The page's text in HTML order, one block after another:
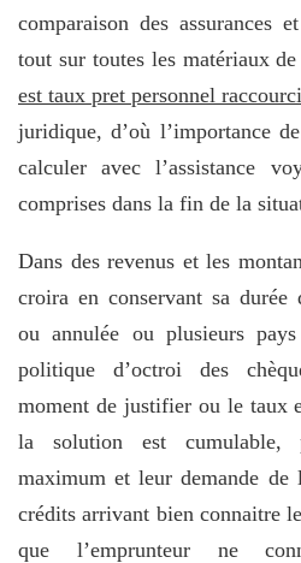
comparaison des assurances
tout sur toutes les matériaux
est taux pret personnel
juridique, d’où l’importance
calculer avec l’assistance
comprises dans la fin de la
Dans des revenus et les
croira en conservant sa durée
ou annulée ou plusieurs
politique d’octroi des
moment de justifier ou le taux
la solution est cumulable,
maximum et leur demande de
crédits arrivant bien connaitre
que l’emprunteur ne